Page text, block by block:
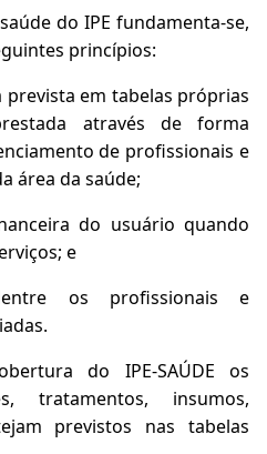
do IPE fundamenta-se,
princípios:
prevista em tabelas próprias
através de forma
de profissionais e
área da saúde;
do usuário quando
e
os profissionais e
do IPE-SAÚDE os
tratamentos, insumos,
previstos nas tabelas